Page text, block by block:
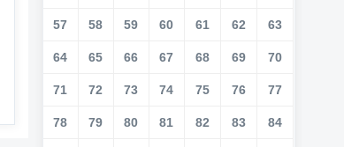
57 58 59 60 61 62 63
64 65 66 67 68 69 70
71 72 73 74 75 76 77
78 79 80 81 82 83 84